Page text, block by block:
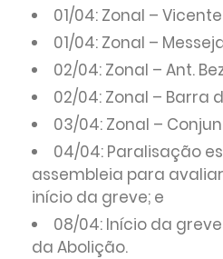
01/04: Zonal –
01/04: Zonal –
02/04: Zonal – Ant.
02/04: Zonal – Barra
03/04: Zonal –
04/04: Paralisação
assembleia para
início da greve; e
08/04: Início da
da Abolição.